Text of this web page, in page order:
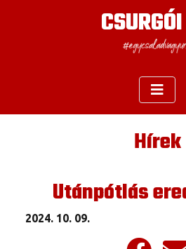
Hírek
Utánpótlás
2024. 10. 09.